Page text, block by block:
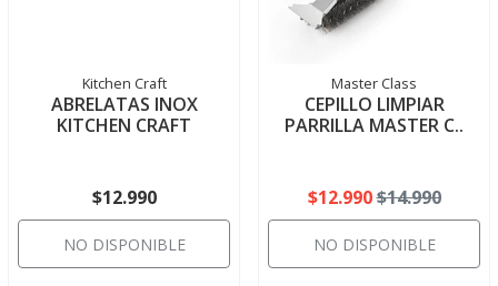
Kitchen Craft
ABRELATAS INOX
KITCHEN CRAFT
$12.990
NO DISPONIBLE
Master Class
CEPILLO LIMPIAR
PARRILLA MASTER C..
$12.990$14.990
NO DISPONIBLE